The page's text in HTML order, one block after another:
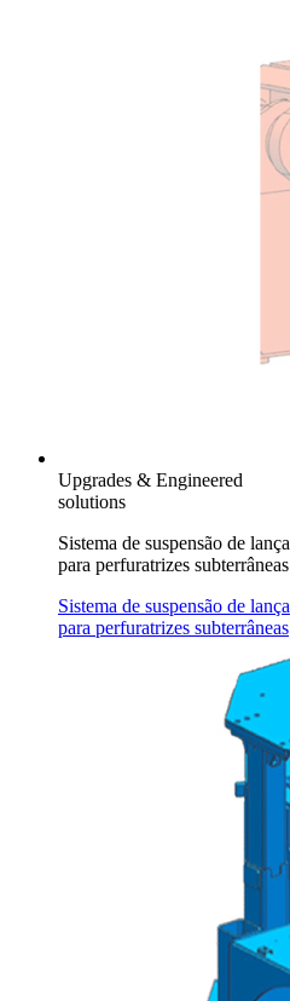
Upgrades & Engineered
solutions
Sistema de suspensão de lança
para perfuratrizes subterrâneas
Sistema de suspensão de lança
para perfuratrizes subterrâneas